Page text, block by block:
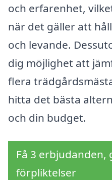
och erfarenhet,
när det gäller att
och levande.
dig möjlighet att
flera
hitta det bästa
och din budget.
Få 3 erbjudanden,
förpliktelser